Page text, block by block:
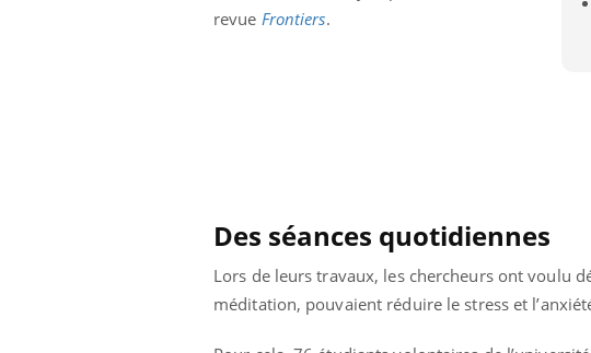
revue Frontiers.
Des séances quotidiennes
Lors de leurs travaux, les chercheurs ont voulu
méditation, pouvaient réduire le stress et
VIH : la fin du comprimé